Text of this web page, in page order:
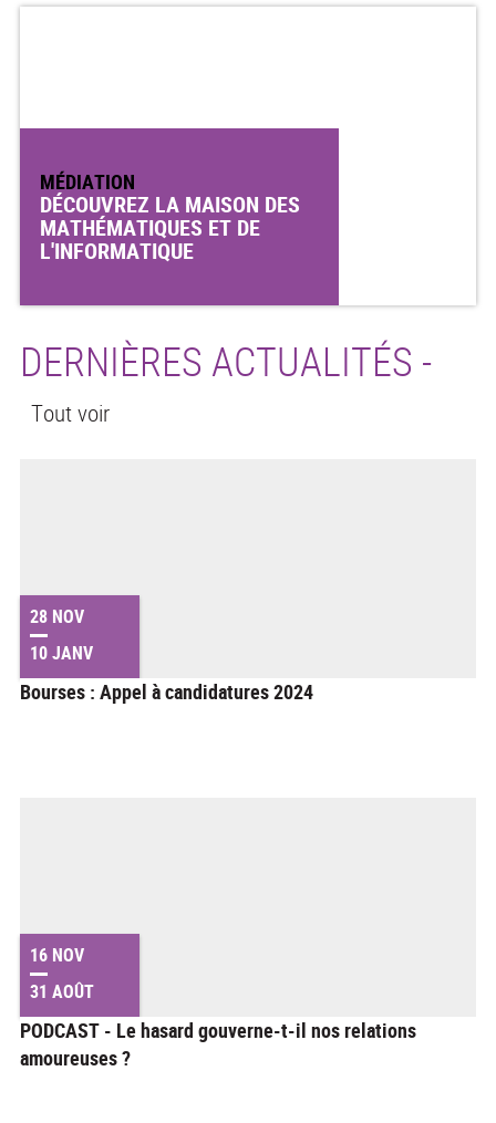
MÉDIATION
DÉCOUVREZ LA MAISON DES
MATHÉMATIQUES ET DE
L'INFORMATIQUE
DERNIÈRES ACTUALITÉS -
Tout voir
28 NOV
10 JANV
Bourses : Appel à candidatures 2024
16 NOV
31 AOÛT
PODCAST - Le hasard gouverne-t-il nos relations
amoureuses ?